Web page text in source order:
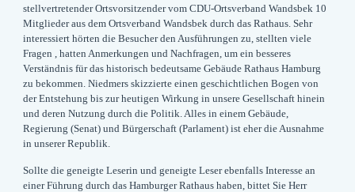
stellvertretender Ortsvorsitzender vom CDU-Ortsverband Wandsbek 10
Mitglieder aus dem Ortsverband Wandsbek durch das Rathaus. Sehr
interessiert hörten die Besucher den Ausführungen zu, stellten viele
Fragen , hatten Anmerkungen und Nachfragen, um ein besseres
Verständnis für das historisch bedeutsame Gebäude Rathaus Hamburg
zu bekommen. Niedmers skizzierte einen geschichtlichen Bogen von
der Entstehung bis zur heutigen Wirkung in unsere Gesellschaft hinein
und deren Nutzung durch die Politik. Alles in einem Gebäude,
Regierung (Senat) und Bürgerschaft (Parlament) ist eher die Ausnahme
in unserer Republik.
Sollte die geneigte Leserin und geneigte Leser ebenfalls Interesse an
einer Führung durch das Hamburger Rathaus haben, bittet Sie Herr